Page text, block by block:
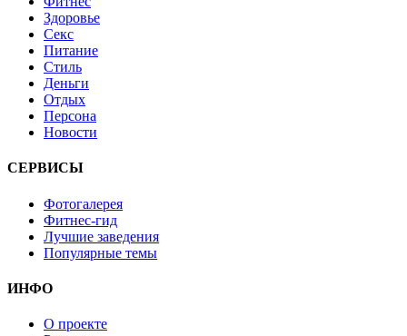
Здоровье
Секс
Питание
Стиль
Деньги
Отдых
Персона
Новости
СЕРВИСЫ
Фотогалерея
Фитнес-гид
Лучшие заведения
Популярные темы
ИНФО
О проекте